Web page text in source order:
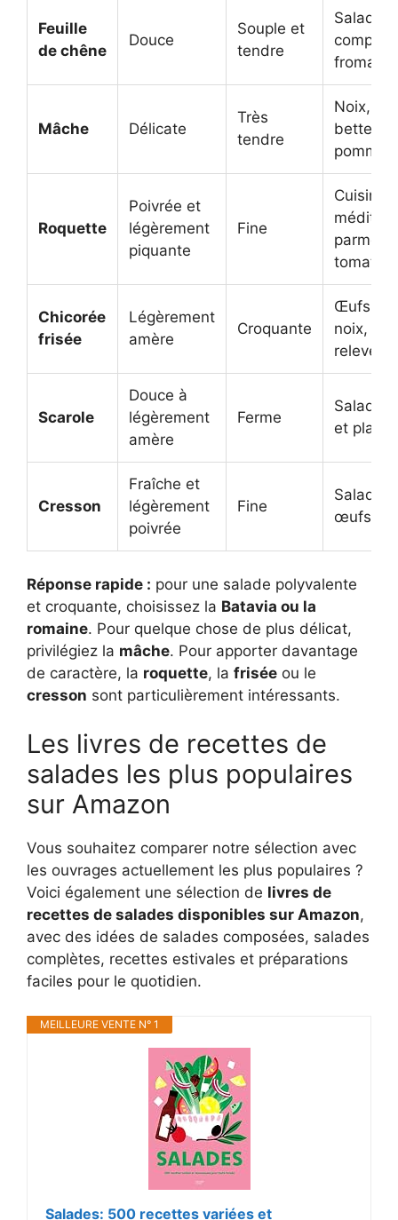
Feuille
de chêne
Douce
Souple et
tendre
Salades
Mâche Délicate
Très
tendre
Noix,
pommes
Roquette
Poivrée et
légèrement
piquante
Fine
Cuisine
tomates
Chicorée
frisée
Légèrement
amère
Croquante
Œufs,
noix,
relevées
Scarole
Douce à
légèrement
amère
Ferme
Salades
et plats
Cresson
Fraîche et
légèrement
poivrée
Fine
œufs et
Réponse rapide : pour une salade polyvalente
et croquante, choisissez la Batavia ou la
romaine. Pour quelque chose de plus délicat,
privilégiez la mâche. Pour apporter davantage
de caractère, la roquette, la frisée ou le
cresson sont particulièrement intéressants.
Les livres de recettes de
salades les plus populaires
sur Amazon
Vous souhaitez comparer notre sélection avec
les ouvrages actuellement les plus populaires ?
Voici également une sélection de livres de
recettes de salades disponibles sur Amazon,
avec des idées de salades composées, salades
complètes, recettes estivales et préparations
faciles pour le quotidien.
MEILLEURE VENTE N° 1
Salades: 500 recettes variées et